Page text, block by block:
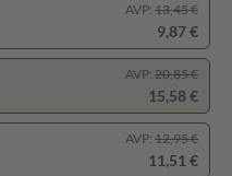
AVP: 13,45 €
9,87 €
AVP: 20,85 €
15,58 €
AVP: 12,95 €
11,51 €